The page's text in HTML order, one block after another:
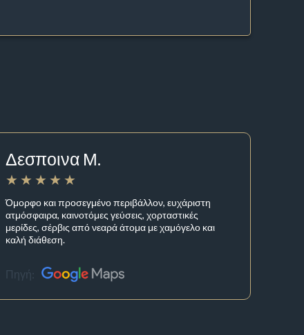
Δεσποινα Μ.
Όμορφο και προσεγμένο περιβάλλον, ευχάριστη
ατμόσφαιρα, καινοτόμες γεύσεις, χορταστικές
μερίδες, σέρβις από νεαρά άτομα με χαμόγελο και
καλή διάθεση.
Πηγή: